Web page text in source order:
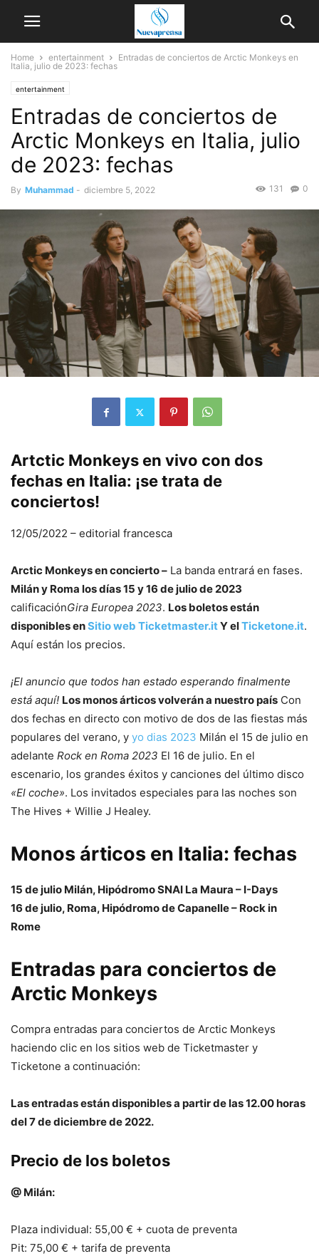
Home entertainment
Entradas de conciertos de Arctic Monkeys en
Italia, julio de 2023: fechas
entertainment
Entradas de conciertos de
Arctic Monkeys en Italia, julio
de 2023: fechas
By Muhammad - diciembre 5, 2022 0
131
Artctic Monkeys en vivo con dos
fechas en Italia: ¡se trata de
conciertos!
12/05/2022 – editorial francesca
Arctic Monkeys en concierto – La banda entrará en fases.
Milán y Roma los días 15 y 16 de julio de 2023
calificaciónGira Europea 2023. Los boletos están
disponibles enSitio web Ticketmaster.itY elTicketone.it.
Aquí están los precios.
¡El anuncio que todos han estado esperando finalmente
está aquí! Los monos árticos volverán a nuestro país Con
dos fechas en directo con motivo de dos de las fiestas más
populares del verano, y yo dias 2023 Milán el 15 de julio en
adelante Rock en Roma 2023 El 16 de julio. En el
escenario, los grandes éxitos y canciones del último disco
«El coche». Los invitados especiales para las noches son
The Hives + Willie J Healey.
Monos árticos en Italia: fechas
15 de julio Milán, Hipódromo SNAI La Maura – I-Days
16 de julio, Roma, Hipódromo de Capanelle – Rock in
Rome
Entradas para conciertos de
Arctic Monkeys
Compra entradas para conciertos de Arctic Monkeys
haciendo clic en los sitios web de Ticketmaster y
Ticketone a continuación:
Las entradas están disponibles a partir de las 12.00 horas
del 7 de diciembre de 2022.
Precio de los boletos
@ Milán:
Plaza individual: 55,00 € + cuota de preventa
Pit: 75,00 € + tarifa de preventa